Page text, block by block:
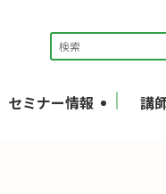
セミナー情報 講